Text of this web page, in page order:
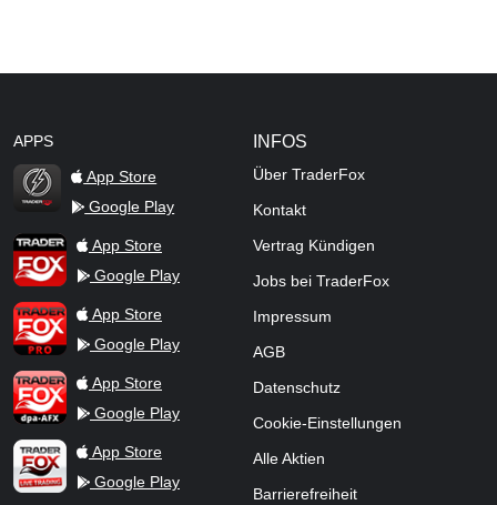
APPS
TraderFox Flash
App Store
Google Play
TraderFox AppApp Store
Google Play
TraderFox ProApp Store
Google Play
TraderFox dpa-AFX ProFeed
App Store
Google Play
TraderFox Live Trading
App Store
Google Play
INFOS
Über TraderFox
Kontakt
Vertrag Kündigen
Jobs bei TraderFox
Impressum
AGB
Datenschutz
Cookie-Einstellungen
Alle Aktien
Barrierefreiheit